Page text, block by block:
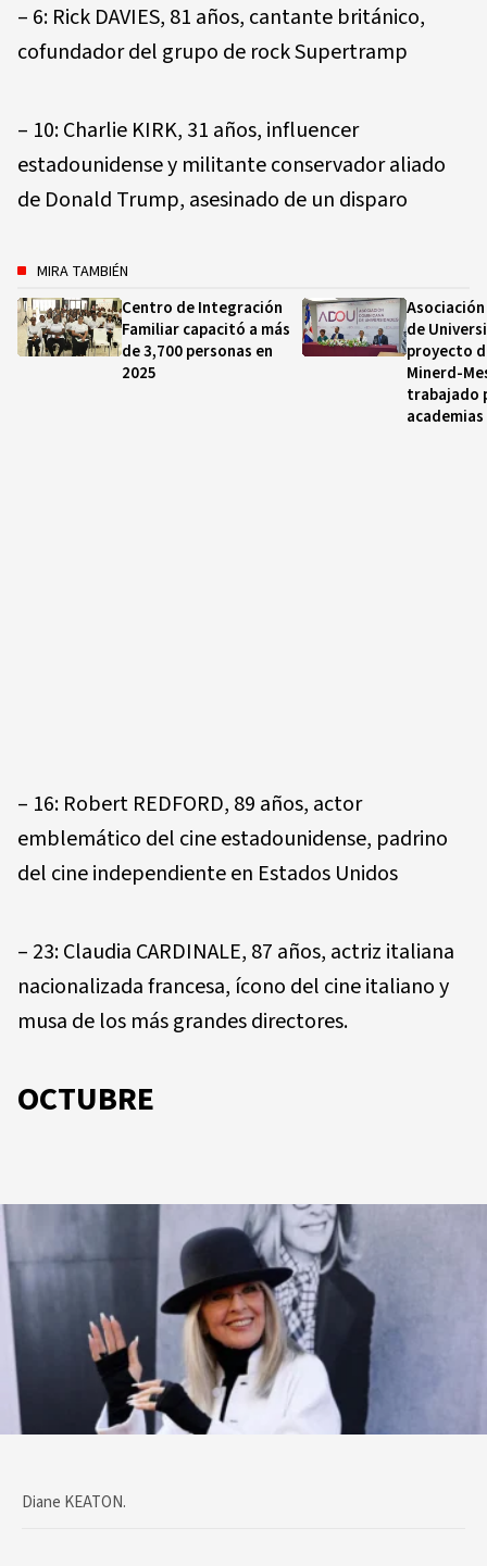
– 6: Rick DAVIES, 81 años, cantante británico,
cofundador del grupo de rock Supertramp
– 10: Charlie KIRK, 31 años, influencer
estadounidense y militante conservador aliado
de Donald Trump, asesinado de un disparo
MIRA TAMBIÉN
Centro de Integración
Familiar capacitó a más
de 3,700 personas en
2025
de
proyecto
Minerd-
trabajado
academias
– 16: Robert REDFORD, 89 años, actor
emblemático del cine estadounidense, padrino
del cine independiente en Estados Unidos
– 23: Claudia CARDINALE, 87 años, actriz italiana
nacionalizada francesa, ícono del cine italiano y
musa de los más grandes directores.
OCTUBRE
Diane KEATON.